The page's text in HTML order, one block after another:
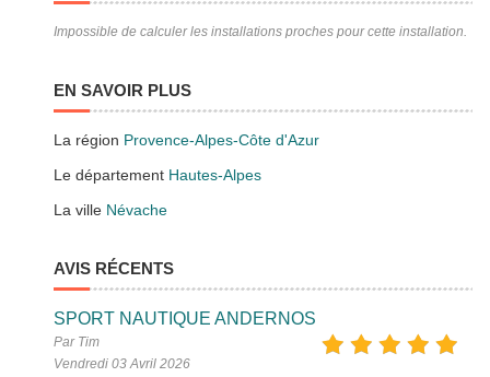
Impossible de calculer les installations proches pour cette installation.
EN SAVOIR PLUS
La région Provence-Alpes-Côte d'Azur
Le département Hautes-Alpes
La ville Névache
AVIS RÉCENTS
SPORT NAUTIQUE ANDERNOS
Par Tim
Vendredi 03 Avril 2026